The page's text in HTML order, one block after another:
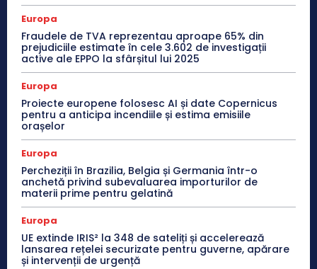
Europa
Fraudele de TVA reprezentau aproape 65% din
prejudiciile estimate în cele 3.602 de investigații
active ale EPPO la sfârșitul lui 2025
Europa
Proiecte europene folosesc AI și date Copernicus
pentru a anticipa incendiile și estima emisiile
orașelor
Europa
Percheziții în Brazilia, Belgia și Germania într-o
anchetă privind subevaluarea importurilor de
materii prime pentru gelatină
Europa
UE extinde IRIS² la 348 de sateliți și accelerează
lansarea rețelei securizate pentru guverne, apărare
și intervenții de urgență